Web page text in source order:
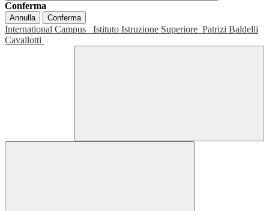
Conferma
Annulla Conferma
International Campus Istituto Istruzione Superiore Patrizi Baldelli
Cavallotti